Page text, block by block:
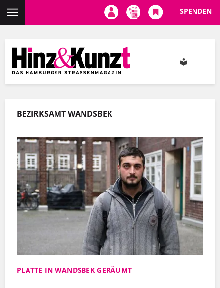
Inhalt
SPENDEN
BEZIRKSAMT WANDSBEK
PLATTE IN WANDSBEK GERÄUMT